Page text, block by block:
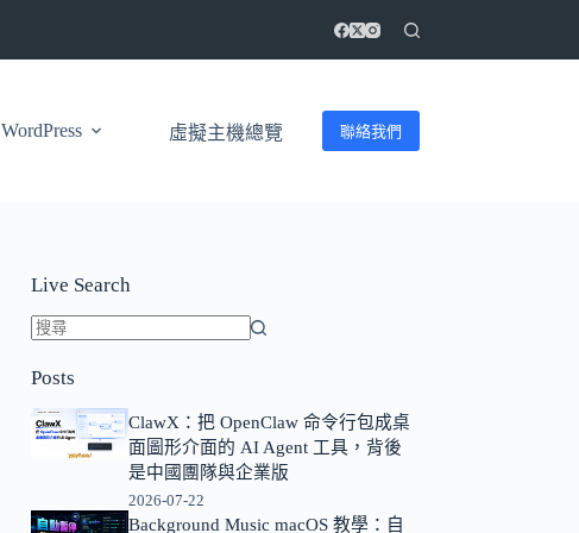
WordPress 虛擬主機總覽 聯絡我們
Live Search
不
到
符
件
Posts
ClawX：把 OpenClaw 命令行包成桌
面圖形介面的 AI Agent 工具，背後
是中國團隊與企業版
2026-07-22
Background Music macOS 教學：自